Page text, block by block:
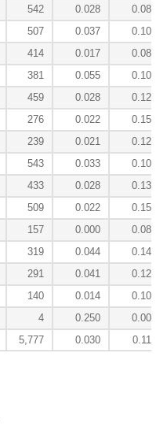
542 0.028
0.089
507 0.037
0.101
414 0.017
0.085
381 0.055
0.102
459 0.028
0.124
276 0.022
0.156
239 0.021
0.121
543 0.033
0.105
433 0.028
0.132
509 0.022
0.151
157 0.000
0.089
319 0.044
0.147
291 0.041
0.120
140 0.014
0.107
4 0.250
0.000
5,777 0.030 0.113